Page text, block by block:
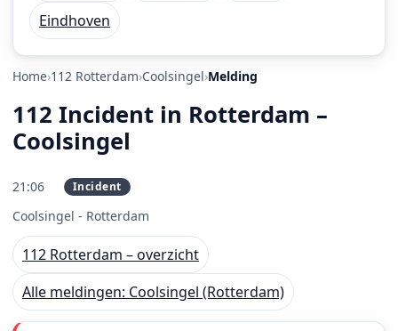
Eindhoven
Home 112 Rotterdam Coolsingel Melding
112 Incident in Rotterdam –
Coolsingel
21:06 Incident
Coolsingel - Rotterdam
112 Rotterdam – overzicht
Alle meldingen: Coolsingel (Rotterdam)